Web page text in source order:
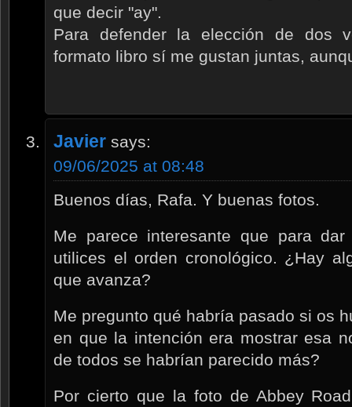
que decir "ay".
Para defender la elección de dos
formato libro sí me gustan juntas,
Javier says:
09/06/2025 at 08:48
Buenos días, Rafa. Y buenas fotos.
Me parece interesante que para
utilices el orden cronológico. ¿Hay
que avanza?
Me pregunto qué habría pasado si os
en que la intención era mostrar esa
de todos se habrían parecido más?
Por cierto que la foto de Abbey